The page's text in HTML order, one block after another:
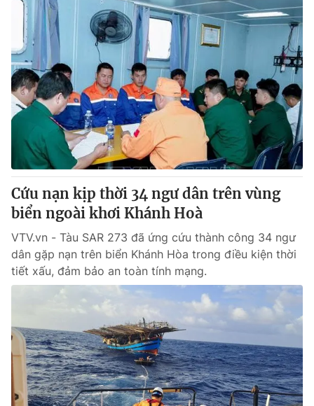
Y tế
Thế giới
Tin tức
Thế giới đó đây
Câu chuyện quốc tế
Kinh tế
Tài chính
Thị trường
Góc doanh nghiệp
Dữ liệu và đời sống
Truyền hình
Phim VTV
Hậu trường
Nhân vật
Giải sao mai
Giải trí
Điện ảnh
Đời sống
Làm đẹp
Chất lượng cuộc sống
Tuyển sinh
Học trực tuyến
Công nghệ
Hitech Công nghệ tương lai
Giao lưu trực tuyến
Cứu nạn kịp thời 34 ngư dân trên vùng
biển ngoài khơi Khánh Hoà
VTV.vn - Tàu SAR 273 đã ứng cứu thành công 34 ngư
dân gặp nạn trên biển Khánh Hòa trong điều kiện thời
tiết xấu, đảm bảo an toàn tính mạng.